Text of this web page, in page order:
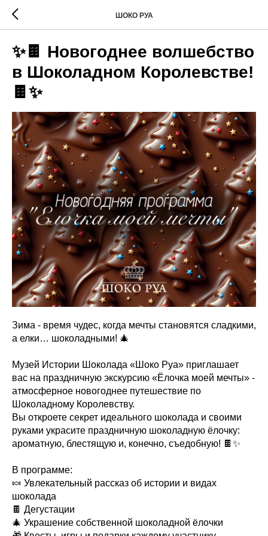
ШОКО РУА
✨🍫 Новогоднее волшебство
в Шоколадном Королевстве!
🍫✨
Зима - время чудес, когда мечты становятся сладкими,
а елки… шоколадными! 🎄
Музей Истории Шоколада «Шоко Руа» приглашает
вас на праздничную экскурсию «Ёлочка моей мечты» -
атмосферное новогоднее путешествие по
Шоколадному Королевству.
Вы откроете секрет идеального шоколада и своими
руками украсите праздничную шоколадную ёлочку:
ароматную, блестящую и, конечно, съедобную! 🍫✨
В программе:
🍬 Увлекательный рассказ об истории и видах
шоколада
🍫 Дегустации
🎄 Украшение собственной шоколадной ёлочки